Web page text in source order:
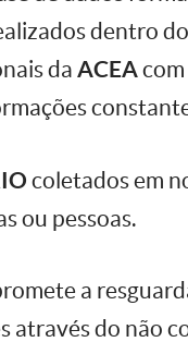
dentro
da ACEA
coletados em
ou pessoas.
a
através do não